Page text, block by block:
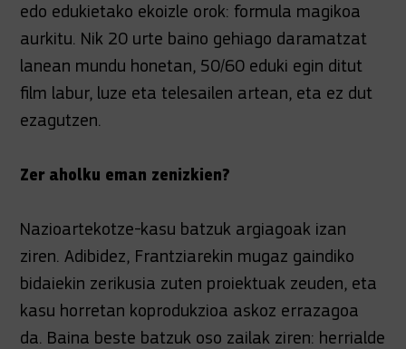
edo edukietako ekoizle orok: formula magikoa
aurkitu. Nik 20 urte baino gehiago daramatzat
lanean mundu honetan, 50/60 eduki egin ditut
film labur, luze eta telesailen artean, eta ez dut
ezagutzen.
Zer aholku eman zenizkien?
Nazioartekotze-kasu batzuk argiagoak izan
ziren. Adibidez, Frantziarekin mugaz gaindiko
bidaiekin zerikusia zuten proiektuak zeuden, eta
kasu horretan koprodukzioa askoz errazagoa
da. Baina beste batzuk oso zailak ziren: herrialde